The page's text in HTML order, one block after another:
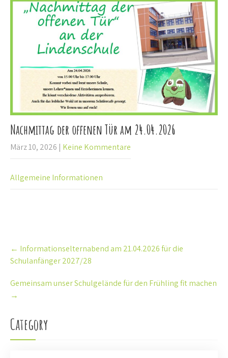
Nachmittag der offenen Tür am 24.04.2026
März 10, 2026 | Keine Kommentare
Allgemeine Informationen
Post
navigation
← Informationselternabend am 21.04.2026 für die
Schulanfänger 2027/28
Gemeinsam unser Schulgelände für den Frühling fit machen
→
Category